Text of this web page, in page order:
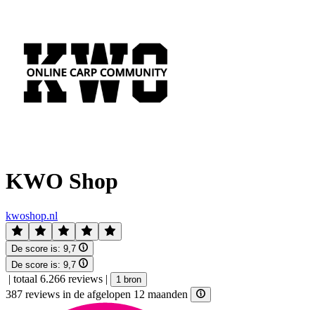
KWO Shop
kwoshop.nl
De score is: 9,7
De score is: 9,7
| totaal 6.266 reviews | 1 bron
387 reviews in de afgelopen 12 maanden